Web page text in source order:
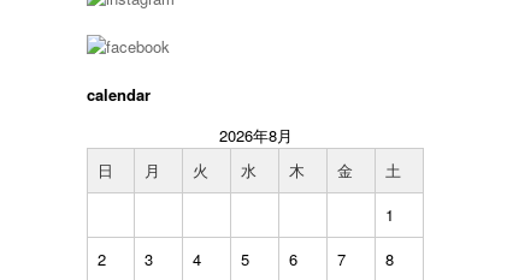
calendar
2026年8月
日
月 火 水 木 金
土
1
2
3 4 5 6 7
8